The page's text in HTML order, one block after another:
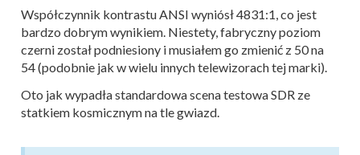
Współczynnik kontrastu ANSI wyniósł 4831:1, co jest
bardzo dobrym wynikiem. Niestety, fabryczny poziom
czerni został podniesiony i musiałem go zmienić z 50 na
54 (podobnie jak w wielu innych telewizorach tej marki).
Oto jak wypadła standardowa scena testowa SDR ze
statkiem kosmicznym na tle gwiazd.